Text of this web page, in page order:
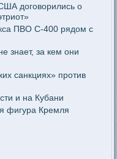
договорились о
ПВО С-400 рядом с
знает, за кем они
санкциях» против
и на Кубани
фигура Кремля